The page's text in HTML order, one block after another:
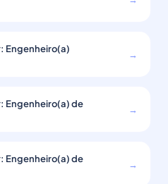
Engenheiro(a)
→
Engenheiro(a) de
→
Engenheiro(a) de
→